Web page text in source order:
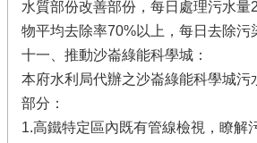
水質部份改善部份，每日處理污水量
物平均去除率70%以上，每日去除污
十一、推動沙崙綠能科學城：
本府水利局代辦之沙崙綠能科學城污
部分：
1.高鐵特定區內既有管線檢視，瞭解